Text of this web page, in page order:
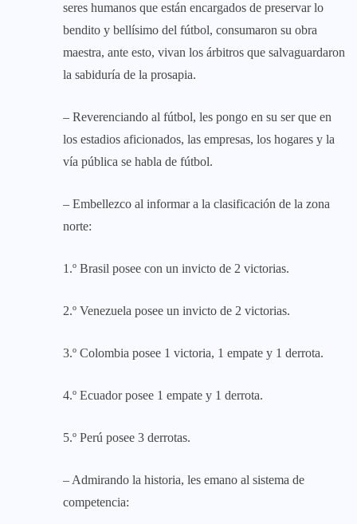
seres humanos que están encargados de preservar lo
bendito y bellísimo del fútbol, consumaron su obra
maestra, ante esto, vivan los árbitros que salvaguardaron
la sabiduría de la prosapia.
– Reverenciando al fútbol, les pongo en su ser que en
los estadios aficionados, las empresas, los hogares y la
vía pública se habla de fútbol.
– Embellezco al informar a la clasificación de la zona
norte:
1.º Brasil posee con un invicto de 2 victorias.
2.º Venezuela posee un invicto de 2 victorias.
3.º Colombia posee 1 victoria, 1 empate y 1 derrota.
4.º Ecuador posee 1 empate y 1 derrota.
5.º Perú posee 3 derrotas.
– Admirando la historia, les emano al sistema de
competencia: